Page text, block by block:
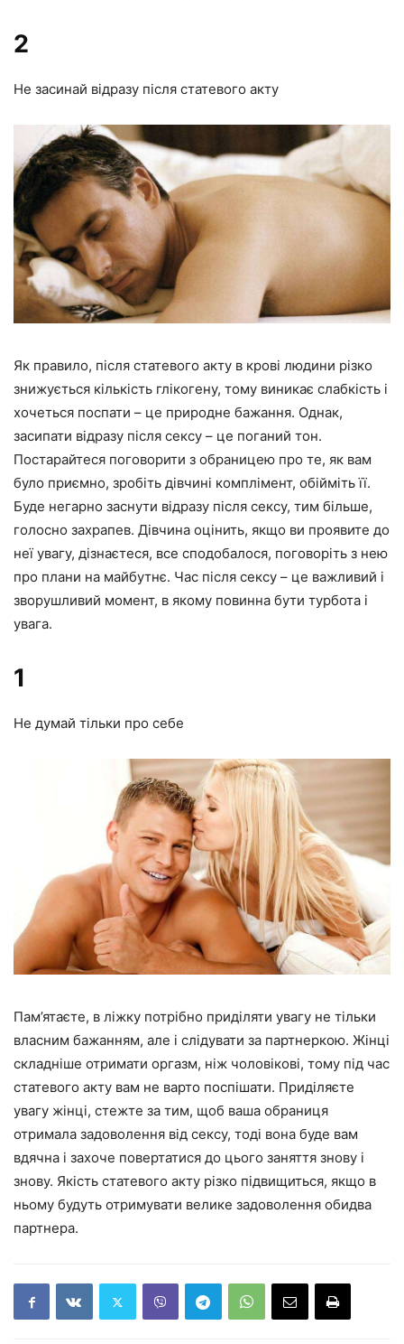
2
Не засинай відразу після статевого акту
Як правило, після статевого акту в крові людини різко
знижується кількість глікогену, тому виникає слабкість і
хочеться поспати – це природне бажання. Однак,
засипати відразу після сексу – це поганий тон.
Постарайтеся поговорити з обраницею про те, як вам
було приємно, зробіть дівчині комплімент, обійміть її.
Буде негарно заснути відразу після сексу, тим більше,
голосно захрапев. Дівчина оцінить, якщо ви проявите до
неї увагу, дізнаєтеся, все сподобалося, поговоріть з нею
про плани на майбутнє. Час після сексу – це важливий і
зворушливий момент, в якому повинна бути турбота і
увага.
1
Не думай тільки про себе
Пам’ятаєте, в ліжку потрібно приділяти увагу не тільки
власним бажанням, але і слідувати за партнеркою. Жінці
складніше отримати оргазм, ніж чоловікові, тому під час
статевого акту вам не варто поспішати. Приділяєте
увагу жінці, стежте за тим, щоб ваша обраниця
отримала задоволення від сексу, тоді вона буде вам
вдячна і захоче повертатися до цього заняття знову і
знову. Якість статевого акту різко підвищиться, якщо в
ньому будуть отримувати велике задоволення обидва
партнера.